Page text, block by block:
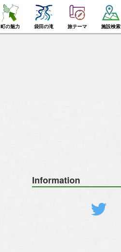
町の魅力 袋田の滝 旅テーマ 施設検索
Information